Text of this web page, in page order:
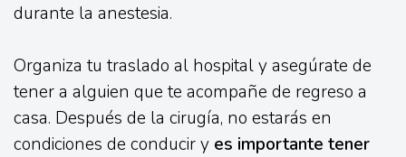
durante la anestesia.
Organiza tu traslado al hospital y asegúrate de
tener a alguien que te acompañe de regreso a
casa. Después de la cirugía, no estarás en
condiciones de conducir y es importante tener